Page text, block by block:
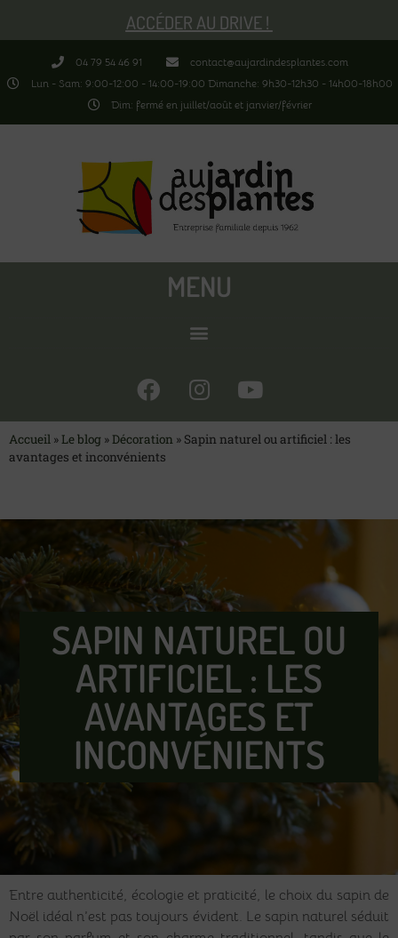
ACCÉDER AU DRIVE !
04 79 54 46 91
contact@aujardindesplantes.com
Lun - Sam: 9:00-12:00 - 14:00-19:00 Dimanche: 9h30-12h30 - 14h00-18h00
Dim: fermé en juillet/août et janvier/février
MENU
Accueil »Le blog »Décoration » Sapin naturel ou artificiel : les
avantages et inconvénients
SAPIN NATUREL OU
ARTIFICIEL : LES
AVANTAGES ET
INCONVÉNIENTS
Entre authenticité, écologie et praticité, le choix du sapin de
Noël idéal n’est pas toujours évident. Le sapin naturel séduit